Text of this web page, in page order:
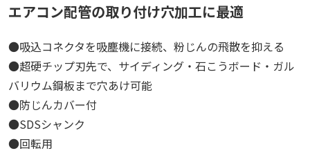
エアコン配管の取り付け穴加工に最適
●吸込コネクタを吸塵機に接続、粉じんの飛散を抑える
●超硬チップ刃先で、サイディング・石こうボード・ガル
バリウム鋼板まで穴あけ可能
●防じんカバー付
●SDSシャンク
●回転用